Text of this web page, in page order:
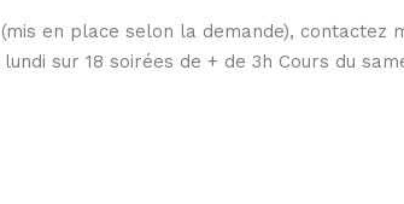
en place selon la demande),
sur 18 soirées de + de 3h Cours du